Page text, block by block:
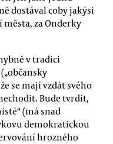
dostával coby jakýsi
za Onderky
v tradici
se mají vzdát svého
Bude tvrdit,
(má snad
demokratickou
hrozného